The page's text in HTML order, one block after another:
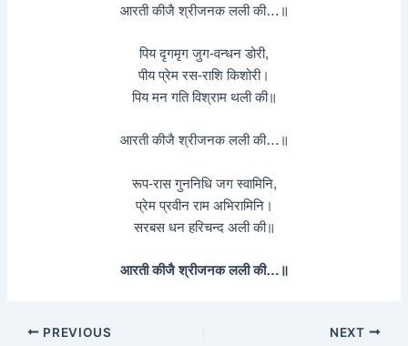
आरती कीजै श्रीजनक लली की…॥
पिय दृगमृग जुग-वन्धन डोरी,
पीय प्रेम रस-राशि किशोरी।
पिय मन गति विश्राम थली की॥
आरती कीजै श्रीजनक लली की…॥
रूप-रास गुननिधि जग स्वामिनि,
प्रेम प्रवीन राम अभिरामिनि।
सरबस धन हरिचन्द अली की॥
आरती कीजै श्रीजनक लली की…॥
PREVIOUS NEXT